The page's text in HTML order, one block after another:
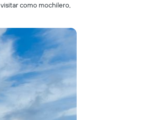
como mochilero,